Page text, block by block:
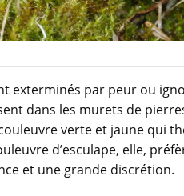
exterminés par peur ou
dans les murets de
verte et jaune qui
d’esculape, elle,
et une grande discrétion.